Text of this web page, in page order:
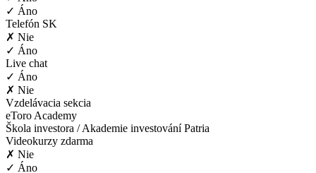
✓ Áno
Telefón SK
✗ Nie
✓ Áno
Live chat
✓ Áno
✗ Nie
Vzdelávacia sekcia
eToro Academy
Škola investora / Akademie investování Patria
Videokurzy zdarma
✗ Nie
✓ Áno